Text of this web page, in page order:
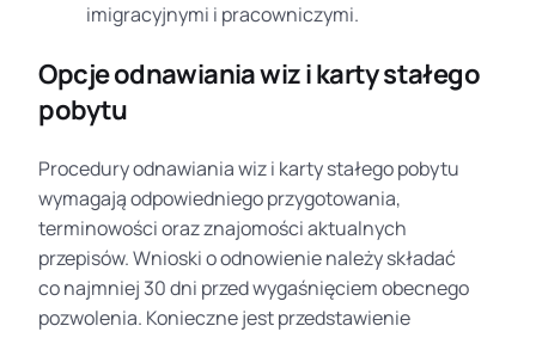
imigracyjnymi i pracowniczymi.
Opcje odnawiania wiz i karty stałego
pobytu
Procedury odnawiania wiz i karty stałego pobytu
wymagają odpowiedniego przygotowania,
terminowości oraz znajomości aktualnych
przepisów. Wnioski o odnowienie należy składać
co najmniej 30 dni przed wygaśnięciem obecnego
pozwolenia. Konieczne jest przedstawienie